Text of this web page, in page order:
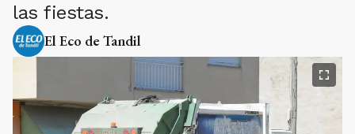
las fiestas.
El Eco de Tandil